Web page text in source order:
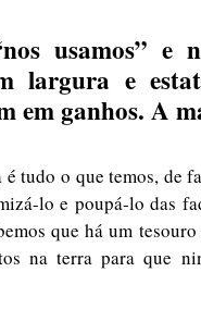
usamos” e
largura e
em ganhos. A
é tudo o que temos,
lo e poupá-lo das
que há um
na terra para que